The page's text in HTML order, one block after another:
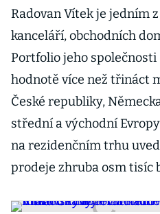
Radovan Vítek je jedním
kanceláří, obchodních
Portfolio jeho
hodnotě více než třináct
České republiky,
střední a východní
na rezidenčním trhu
prodeje zhruba osm tisíc